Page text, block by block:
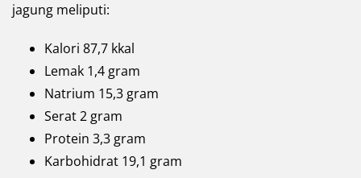
jagung meliputi:
Kalori 87,7 kkal
Lemak 1,4 gram
Natrium 15,3 gram
Serat 2 gram
Protein 3,3 gram
Karbohidrat 19,1 gram